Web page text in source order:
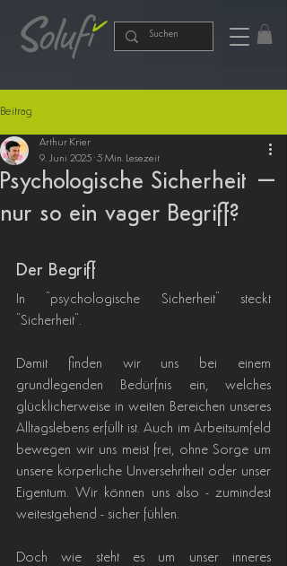
Beitrag
Psychologische Sicherheit –
nur so ein vager Begriff?
Arthur Krier
9. Juni 2025 5 Min. Lesezeit
Der Begriff
In "psychologische Sicherheit" steckt
"Sicherheit".
Damit finden wir uns bei einem
grundlegenden Bedürfnis ein, welches
glücklicherweise in weiten Bereichen unseres
Alltagslebens erfüllt ist. Auch im Arbeitsumfeld
bewegen wir uns meist frei, ohne Sorge um
unsere körperliche Unversehrtheit oder unser
Eigentum. Wir können uns also - zumindest
weitestgehend - sicher fühlen.
Doch wie steht es um unser inneres